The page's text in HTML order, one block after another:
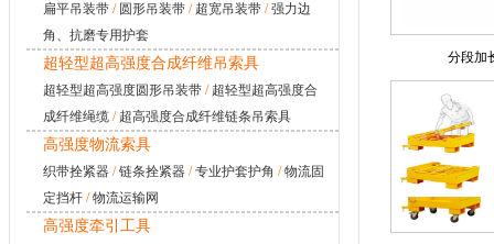
扁平吊装带 / 圆形吊装带 / 超宽吊装带 /强力边
角、抗磨专用护套
超轻型超高强度合成纤维吊索具
超轻型超高强度圆形吊装带 / 超轻型超高强度合
成纤维绳缆 / 超高强度合成纤维链条吊索具
高强度物流索具
织带拴紧器 /链条拴紧器 /专业护套护角 /物流固
定挡杆 /物流运输网
高强度牵引工具
分段加